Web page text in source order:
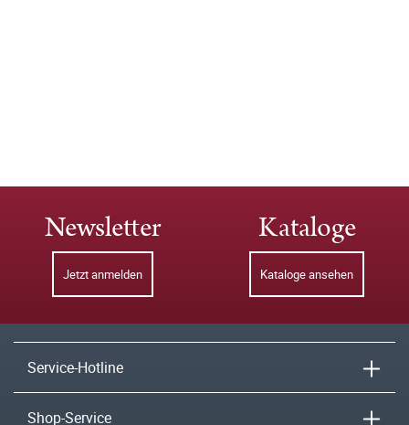
Newsletter
Jetzt anmelden
Kataloge
Kataloge ansehen
Service-Hotline
Shop-Service